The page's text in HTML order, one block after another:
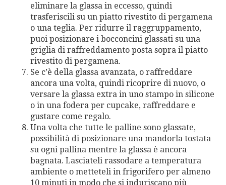
eliminare la glassa in eccesso, quindi
trasferiscili su un piatto rivestito di pergamena
o una teglia. Per ridurre il raggruppamento,
puoi posizionare i bocconcini glassati su una
griglia di raffreddamento posta sopra il piatto
rivestito di pergamena.
Se c’è della glassa avanzata, o raffreddare
ancora una volta, quindi ricoprire di nuovo, o
versare la glassa extra in uno stampo in silicone
o in una fodera per cupcake, raffreddare e
gustare come regalo.
Una volta che tutte le palline sono glassate,
possibilità di posizionare una mandorla tostata
su ogni pallina mentre la glassa è ancora
bagnata. Lasciateli rassodare a temperatura
ambiente o metteteli in frigorifero per almeno
10 minuti in modo che si induriscano più